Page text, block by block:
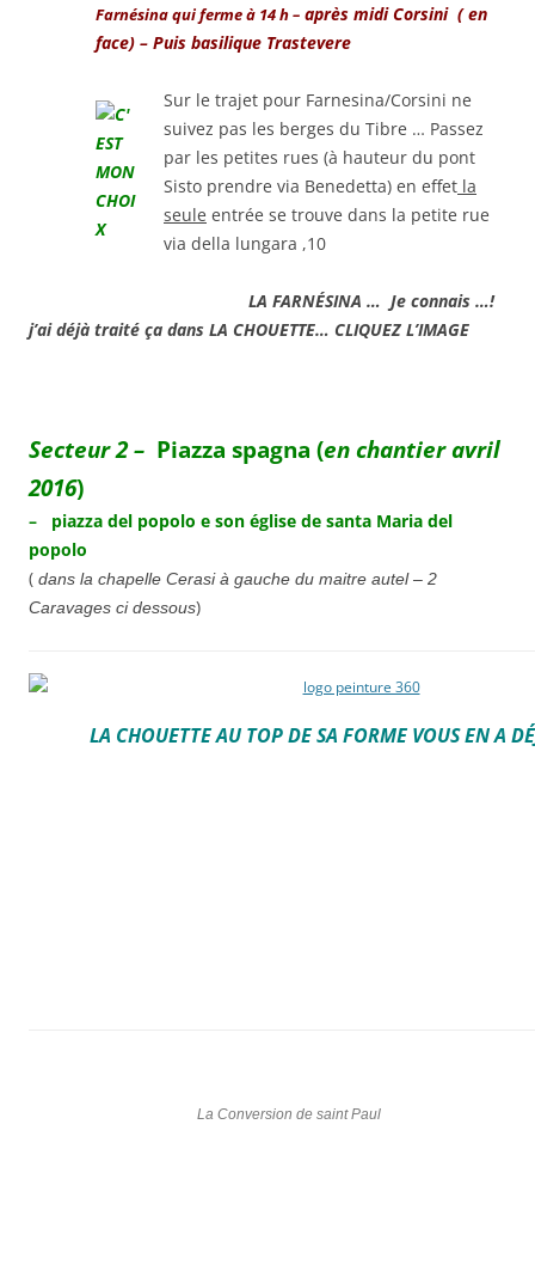
Farnésina qui ferme à 14 h – après midi Corsini ( en
face) – Puis basilique Trastevere
Sur le trajet pour Farnesina/Corsini ne
suivez pas les berges du Tibre … Passez
par les petites rues (à hauteur du pont
Sisto prendre via Benedetta) en effet la
seule entrée se trouve dans la petite rue
via della lungara ,10
LA FARNÉSINA … Je connais …!
j’ai déjà traité ça dans LA CHOUETTE… CLIQUEZ L’IMAGE
Secteur 2 – Piazza spagna (en chantier avril
2016)
– piazza del popolo e son église de santa Maria del
popolo
( dans la chapelle Cerasi à gauche du maitre autel – 2
Caravages ci dessous)
LA CHOUETTE AU TOP DE SA FORME VOUS EN A
La Conversion de saint Paul